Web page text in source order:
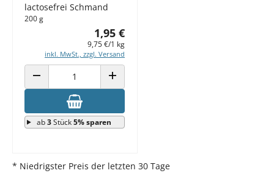
lactosefrei Schmand
200 g
1,95 €
9,75 €/1 kg
inkl. MwSt., zzgl. Versand
ANZAHL VERRINGERN ANZAHL ERHÖHEN
ab3Stück5% sparen
* Niedrigster Preis der letzten 30 Tage